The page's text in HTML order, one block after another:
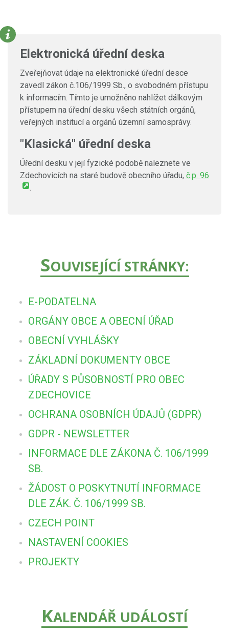
Elektronická úřední deska
Zveřejňovat údaje na elektronické úřední desce
zavedl zákon č.106/1999 Sb., o svobodném přístupu
k informacím. Tímto je umožněno nahlížet dálkovým
přístupem na úřední desku všech státních orgánů,
veřejných institucí a orgánů územní samosprávy.
"Klasická" úřední deska
Úřední desku v její fyzické podobě naleznete ve
Zdechovicích na staré budově obecního úřadu, č.p. 96
.
SOUVISEJÍCÍ STRÁNKY:
E-PODATELNA
ORGÁNY OBCE A OBECNÍ ÚŘAD
OBECNÍ VYHLÁŠKY
ZÁKLADNÍ DOKUMENTY OBCE
ÚŘADY S PŮSOBNOSTÍ PRO OBEC
ZDECHOVICE
OCHRANA OSOBNÍCH ÚDAJŮ (GDPR)
GDPR - NEWSLETTER
INFORMACE DLE ZÁKONA Č. 106/1999
SB.
ŽÁDOST O POSKYTNUTÍ INFORMACE
DLE ZÁK. Č. 106/1999 SB.
CZECH POINT
NASTAVENÍ COOKIES
PROJEKTY
KALENDÁŘ UDÁLOSTÍ